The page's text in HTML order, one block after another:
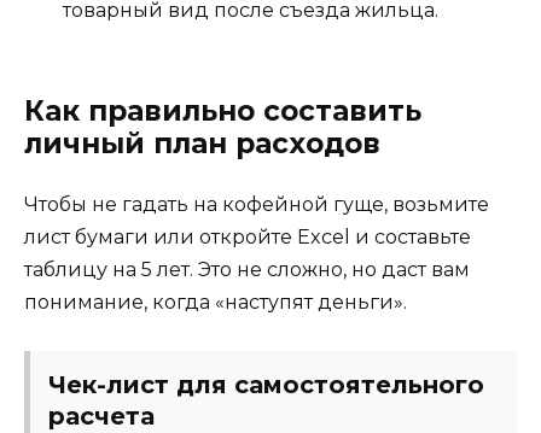
товарный вид после съезда жильца.
Как правильно составить
личный план расходов
Чтобы не гадать на кофейной гуще, возьмите
лист бумаги или откройте Excel и составьте
таблицу на 5 лет. Это не сложно, но даст вам
понимание, когда «наступят деньги».
Чек-лист для самостоятельного
расчета